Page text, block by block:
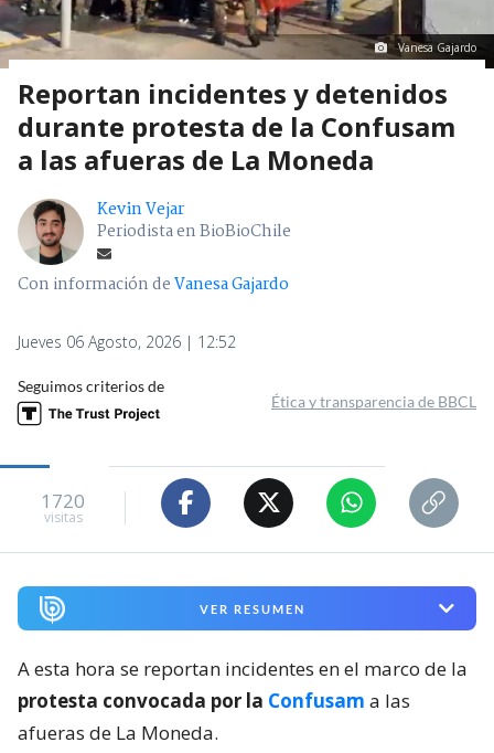
Vanesa Gajardo
Reportan incidentes y detenidos
durante protesta de la Confusam
a las afueras de La Moneda
Kevin Vejar
Periodista en BioBioChile
Con información deVanesa Gajardo
Jueves 06 Agosto, 2026 | 12:52
Seguimos criterios de
Ética y transparencia de BBCL
1720
visitas
VER RESUMEN
A esta hora se reportan incidentes en el marco de la
protesta convocada por la Confusam a las
afueras de La Moneda.